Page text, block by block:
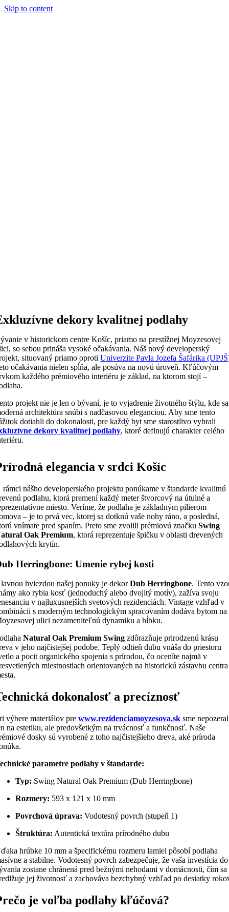
Skip to content
dekory kvalitnej podlahy
v historickom centre Košíc, priamo na prestížnej Moyzesovej
so sebou prináša vysoké očakávania. Náš nový developerský
situovaný priamo oprotiUniverzite Pavla Jozefa Šafárika
očakávania nielen spĺňa, ale posúva na novú úroveň. Kľúčovým
každého prémiového interiéru je základ, na ktorom stojí –
projekt nie je len o bývaní, je to vyjadrenie životného štýlu, kde sa
architektúra snúbi s nadčasovou eleganciou. Aby sme tento
dotiahli do dokonalosti, pre každý byt sme starostlivo vybrali
dekory kvalitnej podlahy, ktoré definujú charakter celého
elegancia v srdci Košíc
rámci nášho developerského projektu ponúkame v štandarde kvalitnú
podlahu, ktorá premení každý meter štvorcový na útulné a
miesto. Veríme, že podlaha je základným pilierom
– je to prvá vec, ktorej sa dotknú vaše nohy ráno, a posledná,
vnímate pred spaním. Preto sme zvolili prémiovú značkuSwing
Oak Premium, ktorá reprezentuje špičku v oblasti drevených
krytín.
Herringbone: Umenie rybej kosti
hviezdou našej ponuky je dekorDub Herringbone. Tento
ako rybia kosť (jednoduchý alebo dvojitý motív), zažíva svoju
v najluxusnejších svetových rezidenciách. Vintage vzhľad v
s moderným technologickým spracovaním dodáva bytom na
ulici nezameniteľnú dynamiku a hĺbku.
Natural Oak Premium Swing zdôrazňuje prirodzenú krásu
v jeho najčistejšej podobe. Teplý odtieň dubu vnáša do priestoru
a pocit organického spojenia s prírodou, čo oceníte najmä v
miestnostiach orientovaných na historickú zástavbu centra
dokonalosť a precíznosť
výbere materiálov prewww.rezidenciamoyzesova.sk sme
na estetiku, ale predovšetkým na trvácnosť a funkčnosť. Naše
dosky sú vyrobené z toho najčistejšieho dreva, aké príroda
parametre podlahy v štandarde:
Typ: Swing Natural Oak Premium (Dub Herringbone)
Rozmery: 593 x 121 x 10 mm
Povrchová úprava: Vodotesný povrch (stupeň 1)
Štruktúra: Autentická textúra prírodného dubu
hrúbke 10 mm a špecifickému rozmeru lamiel pôsobí podlaha
a stabilne. Vodotesný povrch zabezpečuje, že vaša investícia do
zostane chránená pred bežnými nehodami v domácnosti, čím sa
jej životnosť a zachováva bezchybný vzhľad po desiatky
je voľba podlahy kľúčová?